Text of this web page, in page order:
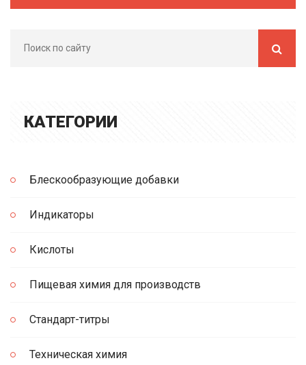
КАТЕГОРИИ
Блескообразующие добавки
Индикаторы
Кислоты
Пищевая химия для производств
Стандарт-титры
Техническая химия